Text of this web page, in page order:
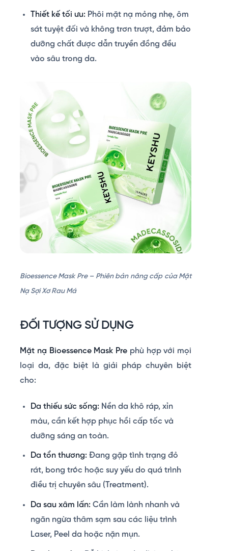
Thiết kế tối ưu:Phôi mặt nạ mỏng nhẹ, ôm
sát tuyệt đối và không trơn trượt, đảm bảo
dưỡng chất được dẫn truyền đồng đều
vào sâu trong da.
Bioessence Mask Pre – Phiên bản nâng cấp của Mặt
Nạ Sợi Xơ Rau Má
ĐỐI TƯỢNG SỬ DỤNG
Mặt nạ Bioessence Mask Pre phù hợp với mọi
loại da, đặc biệt là giải pháp chuyên biệt
cho:
Da thiếu sức sống:Nền da khô ráp, xỉn
màu, cần kết hợp phục hồi cấp tốc và
dưỡng sáng an toàn.
Da tổn thương:Đang gặp tình trạng đỏ
rát, bong tróc hoặc suy yếu do quá trình
điều trị chuyên sâu (Treatment).
Da sau xâm lấn:Cần làm lành nhanh và
ngăn ngừa thâm sạm sau các liệu trình
Laser, Peel da hoặc nặn mụn.